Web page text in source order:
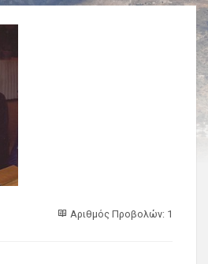
Αριθμός Προβολών: 1